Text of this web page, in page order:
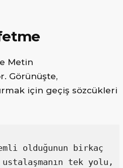
Metin
Görünüşte,
için geçiş sözcükleri
olduğunun birkaç
tek yolu,